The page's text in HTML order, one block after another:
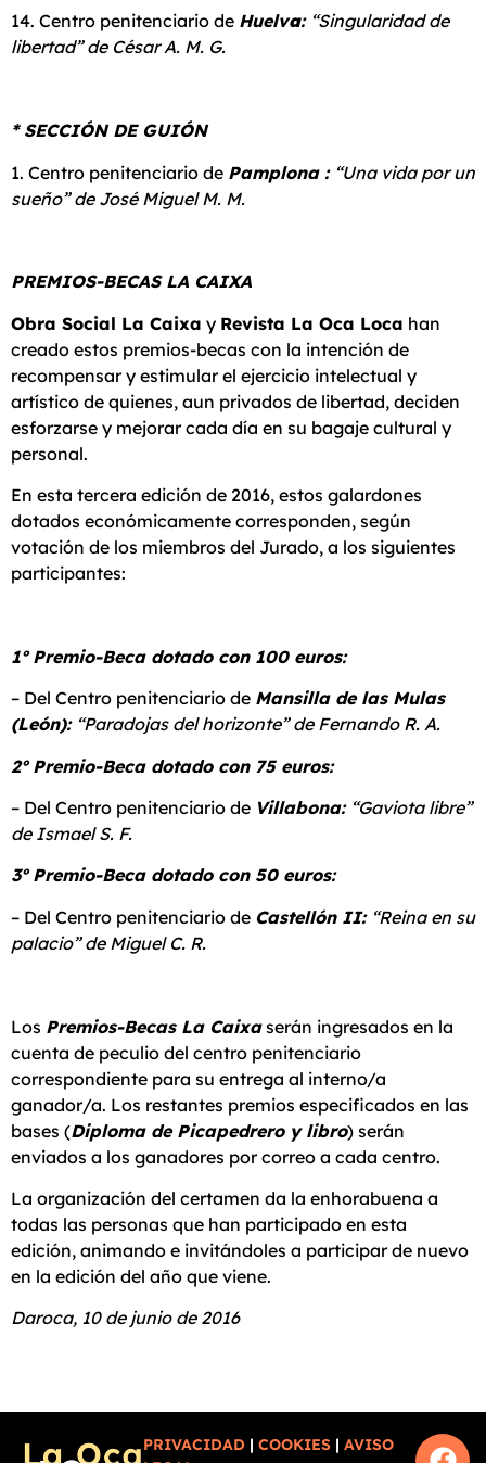
14. Centro penitenciario de Huelva: “Singularidad de
libertad” de César A. M. G.
* SECCIÓN DE GUIÓN
1. Centro penitenciario de Pamplona : “Una vida por un
sueño” de José Miguel M. M.
PREMIOS-BECAS LA CAIXA
Obra Social La Caixa y Revista La Oca Loca han
creado estos premios-becas con la intención de
recompensar y estimular el ejercicio intelectual y
artístico de quienes, aun privados de libertad, deciden
esforzarse y mejorar cada día en su bagaje cultural y
personal.
En esta tercera edición de 2016, estos galardones
dotados económicamente corresponden, según
votación de los miembros del Jurado, a los siguientes
participantes:
1º Premio-Beca dotado con 100 euros:
– Del Centro penitenciario de Mansilla de las Mulas
(León): “Paradojas del horizonte” de Fernando R. A.
2º Premio-Beca dotado con 75 euros:
– Del Centro penitenciario de Villabona: “Gaviota libre”
de Ismael S. F.
3º Premio-Beca dotado con 50 euros:
– Del Centro penitenciario de Castellón II: “Reina en su
palacio” de Miguel C. R.
Los Premios-Becas La Caixaserán ingresados en la
cuenta de peculio del centro penitenciario
correspondiente para su entrega al interno/a
ganador/a. Los restantes premios especificados en las
bases (Diploma de Picapedrero y libro) serán
enviados a los ganadores por correo a cada centro.
La organización del certamen da la enhorabuena a
todas las personas que han participado en esta
edición, animando e invitándoles a participar de nuevo
en la edición del año que viene.
Daroca, 10 de junio de 2016
PRIVACIDAD | COOKIES | AVISO